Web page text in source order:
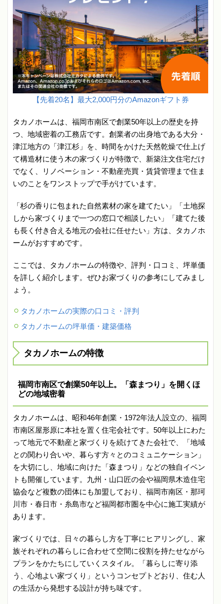
【先着20名】最大2,000円分のAmazonギフト券
タカノホームは、福岡市南区で創業50年以上の歴史を持
つ、地域密着の工務店です。創業者の出身地である大分・
津江地方の「津江杉」を、時間をかけた天然乾燥で仕上げ
て構造材に使う木の家づくりが特徴で、新築注文住宅だけ
でなく、リノベーション・不動産売買・賃貸管理まで住ま
いのことをワンストップで手がけています。
「杉の香りに包まれた自然素材の家を建てたい」「土地探
しから家づくりまで一つの窓口で相談したい」「建てた後
も長く付き合える地元の会社に任せたい」方は、タカノホ
ームがおすすめです。
ここでは、タカノホームの特徴や、評判・口コミ、坪単価
を詳しく紹介します。ぜひお家づくりの参考にしてみまし
ょう。
タカノホームの実際の口コミ・評判
タカノホームの坪単価・建築価格
タカノホームの特徴
福岡市南区で創業50年以上。「森まつり」を開くほ
どの地域密着
タカノホームは、昭和46年創業・1972年法人設立の、福岡
市南区屋形原に本社を置く住宅会社です。50年以上にわた
って地元で不動産と家づくりを続けてきた会社で、「地域
との関わり合いや、暮らす方々とのコミュニケーション」
を大切にし、地域に向けた「森まつり」などの独自イベン
トも開催しています。九州・山口匠の会や福岡県木造住宅
協会など複数の団体にも加盟しており、福岡市南区・那珂
川市・春日市・糸島市など福岡都市圏を中心に施工実績が
あります。
家づくりでは、日々の暮らし方を丁寧にヒアリングし、家
族それぞれの暮らしに合わせて空間に役割を持たせながら
プランをかたちにしていくスタイル。「暮らしに寄り添
う、心地よい家づくり」というコンセプトどおり、住む人
の生活から発想する設計が持ち味です。